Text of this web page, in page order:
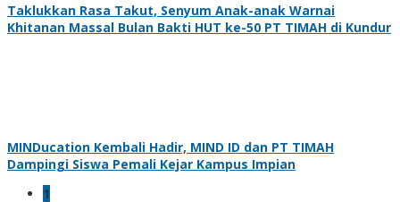
Taklukkan Rasa Takut, Senyum Anak-anak Warnai
Khitanan Massal Bulan Bakti HUT ke-50 PT TIMAH di Kundur
MINDucation Kembali Hadir, MIND ID dan PT TIMAH
Dampingi Siswa Pemali Kejar Kampus Impian
1